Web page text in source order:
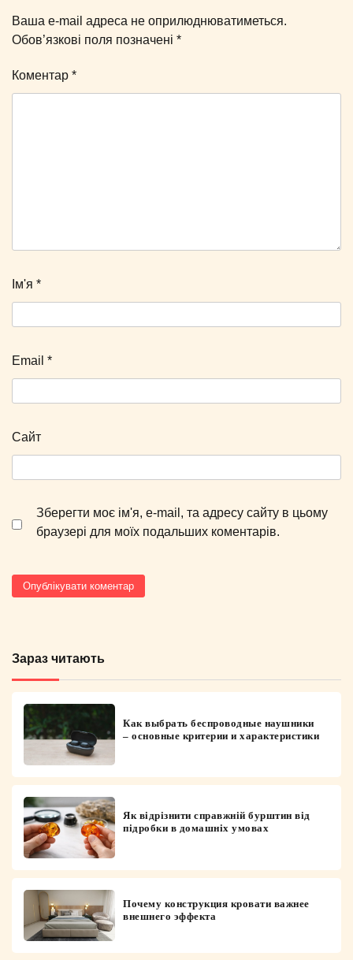
Ваша e-mail адреса не оприлюднюватиметься.
Обов’язкові поля позначені *
Коментар *
Ім'я *
Email *
Сайт
Зберегти моє ім'я, e-mail, та адресу сайту в цьому
браузері для моїх подальших коментарів.
Зараз читають
Как выбрать беспроводные наушники
– основные критерии и характеристики
Як відрізнити справжній бурштин від
підробки в домашніх умовах
Почему конструкция кровати важнее
внешнего эффекта